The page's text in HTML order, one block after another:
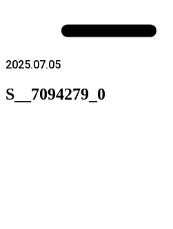
2025.07.05
S__7094279_0